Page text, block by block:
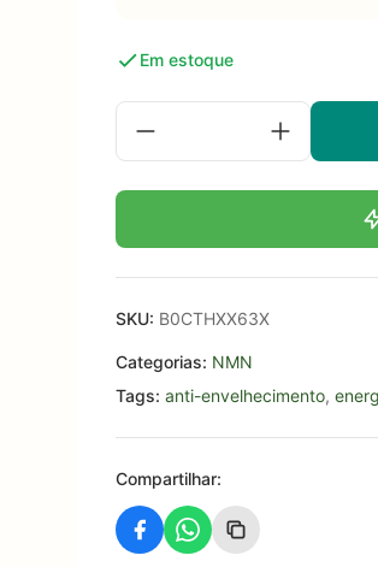
Em estoque
SKU: B0CTHXX63X
Categorias: NMN
Tags: anti-envelhecimento,
Compartilhar: